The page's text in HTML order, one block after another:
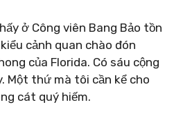
ở Công viên Bang Bảo tồn
cảnh quan chào đón
của Florida. Có sáu cộng
Một thứ mà tôi cần kể cho
cát quý hiếm.